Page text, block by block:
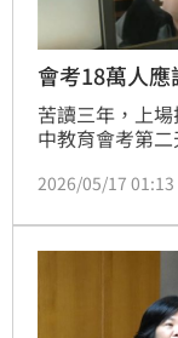
會考18萬人
苦讀三年，上
中教育會考第
到能順利出墨的
單位為何遲遲
2026/05/17 01:13